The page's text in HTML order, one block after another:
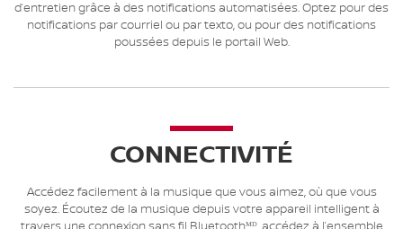
d’entretien grâce à des notifications automatisées. Optez pour des
notifications par courriel ou par texto, ou pour des notifications
poussées depuis le portail Web.
CONNECTIVITÉ
Accédez facilement à la musique que vous aimez, où que vous
soyez. Écoutez de la musique depuis votre appareil intelligent à